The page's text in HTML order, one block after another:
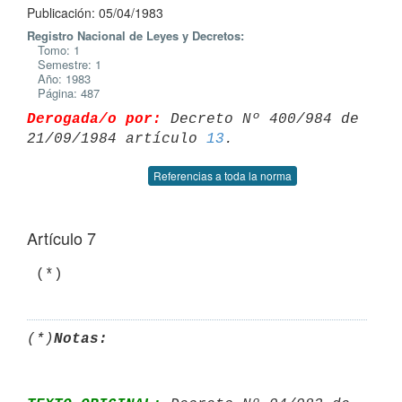
Publicación: 05/04/1983
Registro Nacional de Leyes y Decretos:
Tomo: 1
Semestre: 1
Año: 1983
Página: 487
Derogada/o por:
Decreto Nº 400/984 de
21/09/1984 artículo 13
Referencias a toda la norma
Artículo 7
(*)Notas: